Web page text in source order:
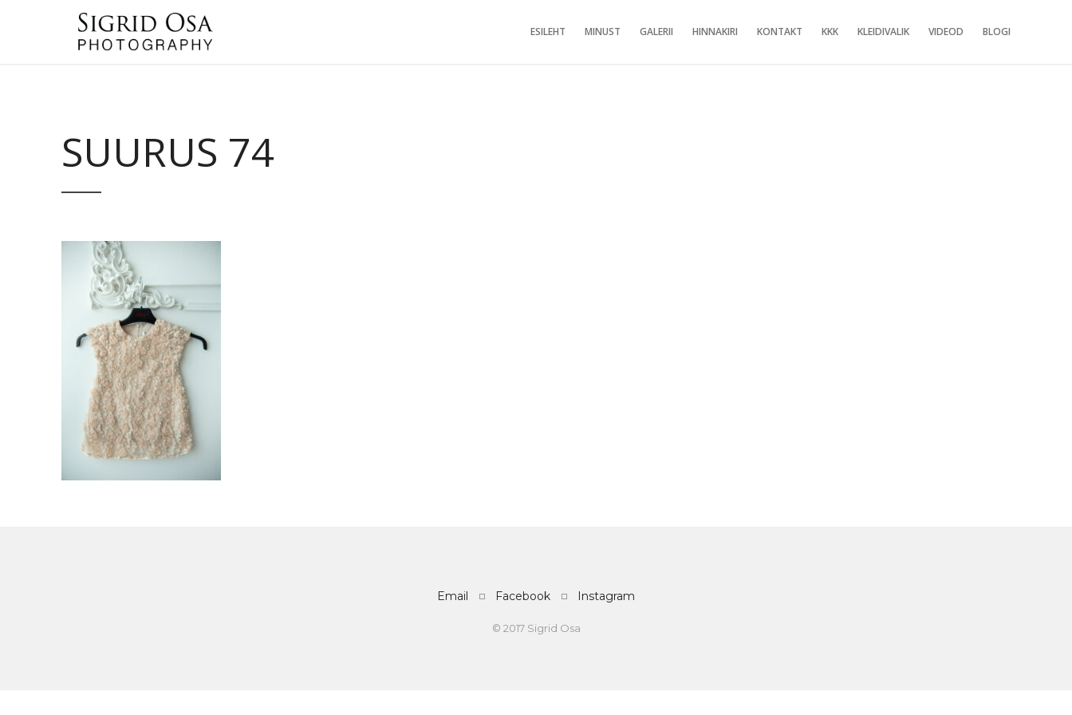
ESILEHT MINUST GALERII HINNAKIRI KONTAKT KKK KLEIDIVALIK VIDEOD BLOGI
SUURUS 74
Email Facebook Instagram
© 2017 Sigrid Osa